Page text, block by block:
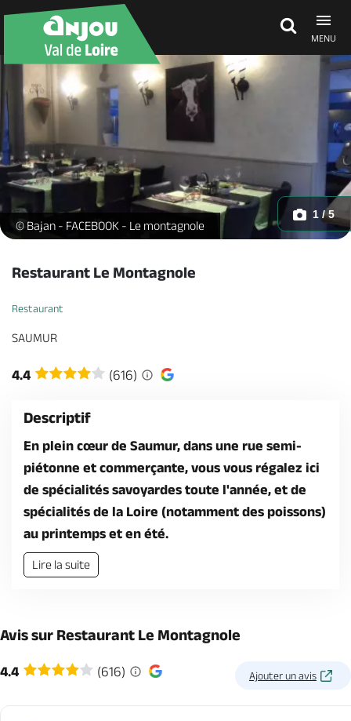
MENU
Découvrir
À voir, à faire
Séjours, cadeaux
Brochures & Cartes Offices de tourisme Comment venir ? Ecrivez-nous
Salle - _1 -
© Bajan - FACEBOOK - Le montagnole
1 / 5
Restaurant Le Montagnole
Restaurant
SAUMUR
4.4 (616)
Descriptif
En plein cœur de Saumur, dans une rue semi-
piétonne et commerçante, vous vous régalez ici
de spécialités savoyardes toute l'année, et de
spécialités de la Loire (notamment des poissons)
au printemps et en été.
Lire la suite
Avis sur Restaurant Le Montagnole
4.4 (616) Ajouter un avis